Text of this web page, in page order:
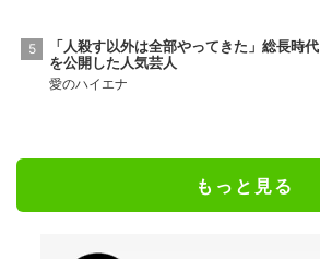
「人殺す以外は全部やってきた」総長時代
を公開した人気芸人
愛のハイエナ
もっと見る